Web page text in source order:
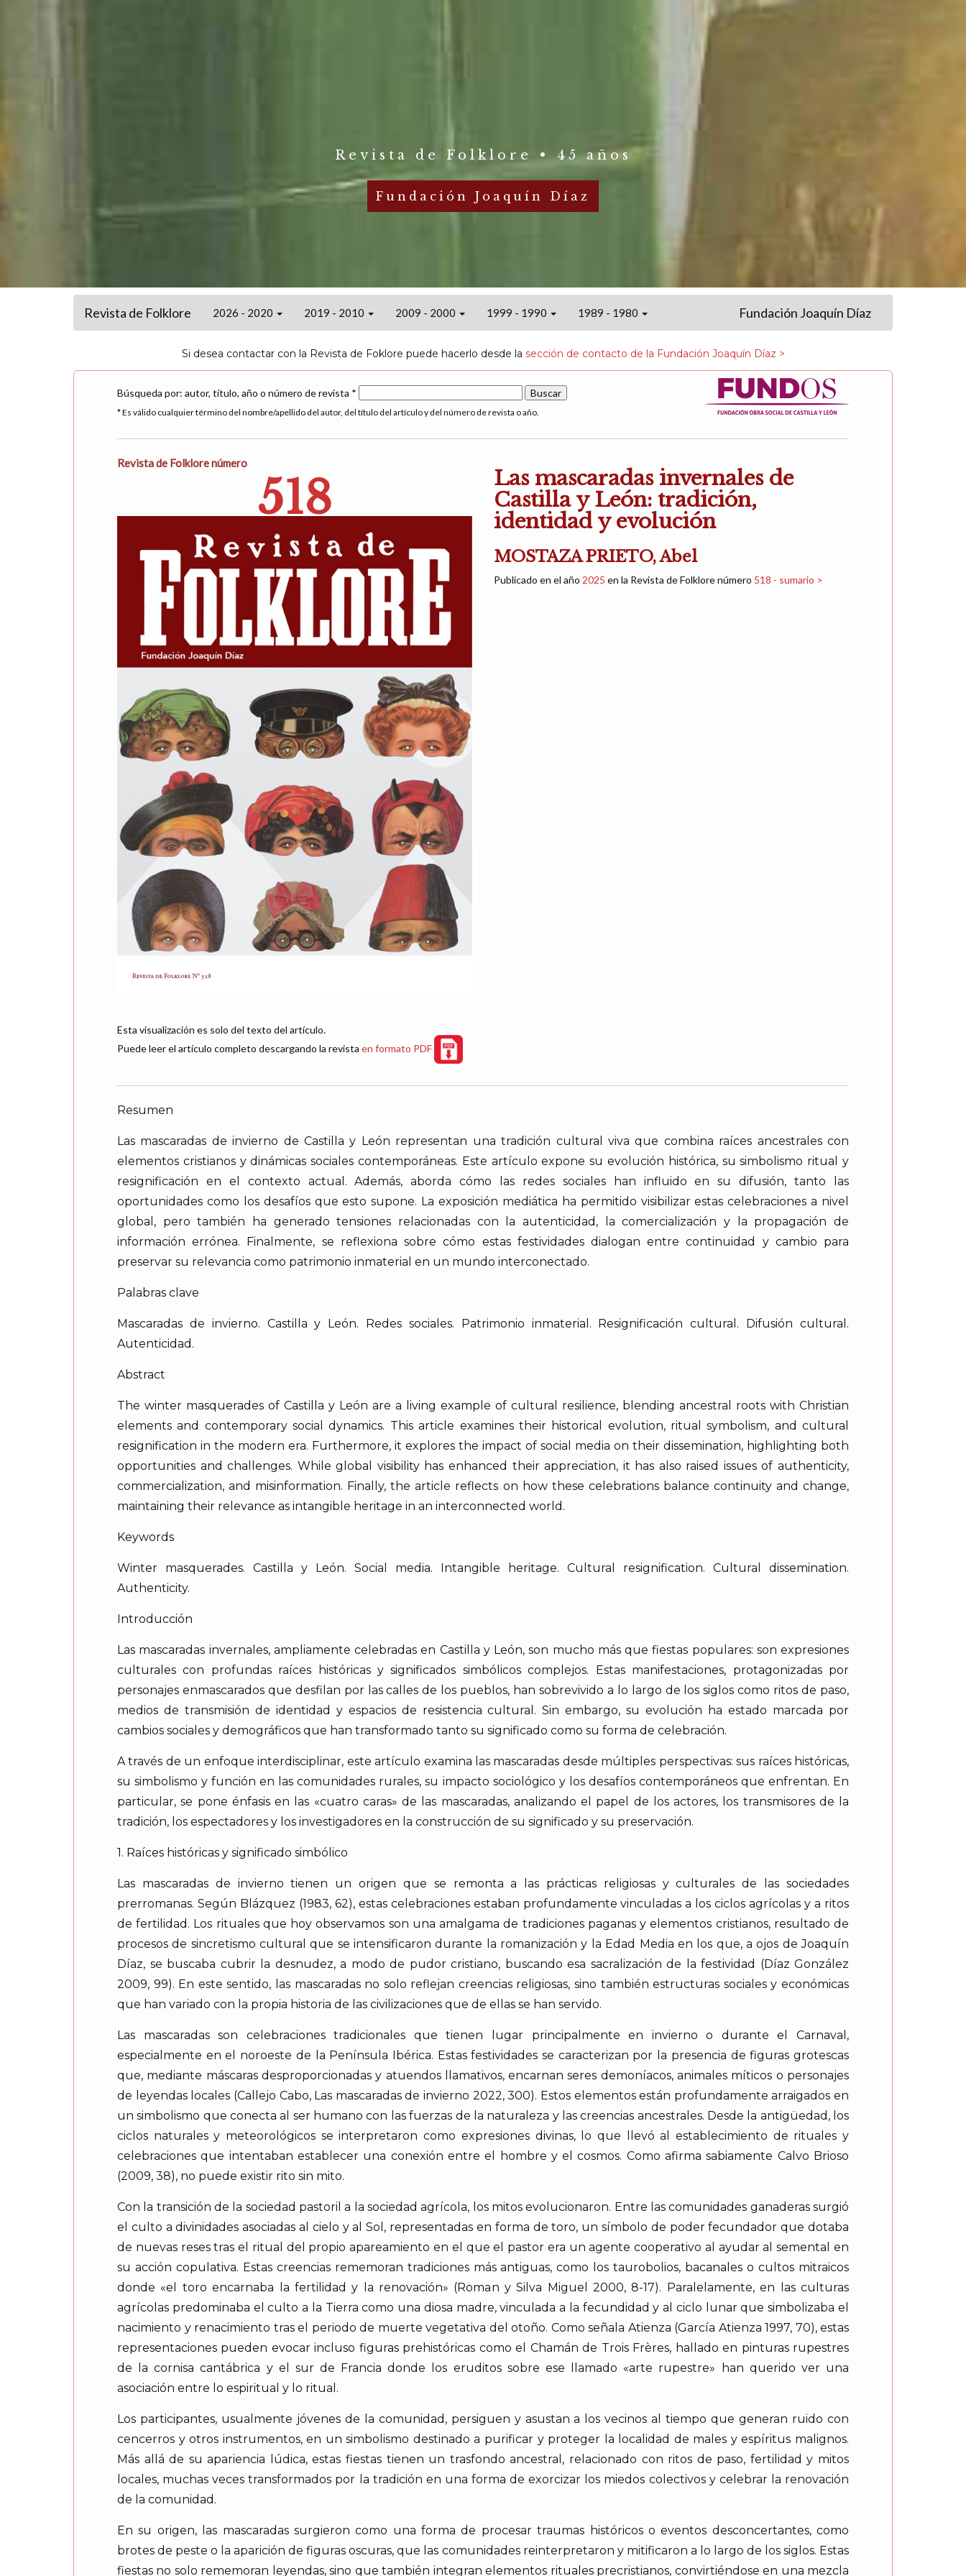
Revista de Folklore • 45 años
Fundación Joaquín Díaz
Revista de Folklore 2026 - 2020 2019 - 2010 2009 - 2000 1999 - 1990 1989 - 1980 Fundación Joaquín Díaz
Si desea contactar con la Revista de Foklore puede hacerlo desde la sección de contacto de la Fundación Joaquín Díaz >
Búsqueda por: autor, título, año o número de revista *
* Es válido cualquier término del nombre/apellido del autor, del título del artículo y del número de revista o año.
Revista de Folklore número
518
Esta visualización es solo del texto del artículo.
Puede leer el artículo completo descargando la revista en formato PDF
Las mascaradas invernales de
Castilla y León: tradición,
identidad y evolución
MOSTAZA PRIETO, Abel
Publicado en el año 2025 en la Revista de Folklore número 518 - sumario >
Resumen
Las mascaradas de invierno de Castilla y León representan una tradición cultural viva que combina raíces ancestrales con
elementos cristianos y dinámicas sociales contemporáneas. Este artículo expone su evolución histórica, su simbolismo ritual y
resignificación en el contexto actual. Además, aborda cómo las redes sociales han influido en su difusión, tanto las
oportunidades como los desafíos que esto supone. La exposición mediática ha permitido visibilizar estas celebraciones a nivel
global, pero también ha generado tensiones relacionadas con la autenticidad, la comercialización y la propagación de
información errónea. Finalmente, se reflexiona sobre cómo estas festividades dialogan entre continuidad y cambio para
preservar su relevancia como patrimonio inmaterial en un mundo interconectado.
Palabras clave
Mascaradas de invierno. Castilla y León. Redes sociales. Patrimonio inmaterial. Resignificación cultural. Difusión cultural.
Autenticidad.
Abstract
The winter masquerades of Castilla y León are a living example of cultural resilience, blending ancestral roots with Christian
elements and contemporary social dynamics. This article examines their historical evolution, ritual symbolism, and cultural
resignification in the modern era. Furthermore, it explores the impact of social media on their dissemination, highlighting both
opportunities and challenges. While global visibility has enhanced their appreciation, it has also raised issues of authenticity,
commercialization, and misinformation. Finally, the article reflects on how these celebrations balance continuity and change,
maintaining their relevance as intangible heritage in an interconnected world.
Keywords
Winter masquerades. Castilla y León. Social media. Intangible heritage. Cultural resignification. Cultural dissemination.
Authenticity.
Introducción
Las mascaradas invernales, ampliamente celebradas en Castilla y León, son mucho más que fiestas populares: son expresiones
culturales con profundas raíces históricas y significados simbólicos complejos. Estas manifestaciones, protagonizadas por
personajes enmascarados que desfilan por las calles de los pueblos, han sobrevivido a lo largo de los siglos como ritos de paso,
medios de transmisión de identidad y espacios de resistencia cultural. Sin embargo, su evolución ha estado marcada por
cambios sociales y demográficos que han transformado tanto su significado como su forma de celebración.
A través de un enfoque interdisciplinar, este artículo examina las mascaradas desde múltiples perspectivas: sus raíces históricas,
su simbolismo y función en las comunidades rurales, su impacto sociológico y los desafíos contemporáneos que enfrentan. En
particular, se pone énfasis en las «cuatro caras» de las mascaradas, analizando el papel de los actores, los transmisores de la
tradición, los espectadores y los investigadores en la construcción de su significado y su preservación.
1. Raíces históricas y significado simbólico
Las mascaradas de invierno tienen un origen que se remonta a las prácticas religiosas y culturales de las sociedades
prerromanas. Según Blázquez (1983, 62), estas celebraciones estaban profundamente vinculadas a los ciclos agrícolas y a ritos
de fertilidad. Los rituales que hoy observamos son una amalgama de tradiciones paganas y elementos cristianos, resultado de
procesos de sincretismo cultural que se intensificaron durante la romanización y la Edad Media en los que, a ojos de Joaquín
Díaz, se buscaba cubrir la desnudez, a modo de pudor cristiano, buscando esa sacralización de la festividad (Díaz González
2009, 99). En este sentido, las mascaradas no solo reflejan creencias religiosas, sino también estructuras sociales y económicas
que han variado con la propia historia de las civilizaciones que de ellas se han servido.
Las mascaradas son celebraciones tradicionales que tienen lugar principalmente en invierno o durante el Carnaval,
especialmente en el noroeste de la Península Ibérica. Estas festividades se caracterizan por la presencia de figuras grotescas
que, mediante máscaras desproporcionadas y atuendos llamativos, encarnan seres demoníacos, animales míticos o personajes
de leyendas locales (Callejo Cabo, Las mascaradas de invierno 2022, 300). Estos elementos están profundamente arraigados en
un simbolismo que conecta al ser humano con las fuerzas de la naturaleza y las creencias ancestrales. Desde la antigüedad, los
ciclos naturales y meteorológicos se interpretaron como expresiones divinas, lo que llevó al establecimiento de rituales y
celebraciones que intentaban establecer una conexión entre el hombre y el cosmos. Como afirma sabiamente Calvo Brioso
(2009, 38), no puede existir rito sin mito.
Con la transición de la sociedad pastoril a la sociedad agrícola, los mitos evolucionaron. Entre las comunidades ganaderas surgió
el culto a divinidades asociadas al cielo y al Sol, representadas en forma de toro, un símbolo de poder fecundador que dotaba
de nuevas reses tras el ritual del propio apareamiento en el que el pastor era un agente cooperativo al ayudar al semental en
su acción copulativa. Estas creencias rememoran tradiciones más antiguas, como los taurobolios, bacanales o cultos mitraicos
donde «el toro encarnaba la fertilidad y la renovación» (Roman y Silva Miguel 2000, 8-17). Paralelamente, en las culturas
agrícolas predominaba el culto a la Tierra como una diosa madre, vinculada a la fecundidad y al ciclo lunar que simbolizaba el
nacimiento y renacimiento tras el periodo de muerte vegetativa del otoño. Como señala Atienza (García Atienza 1997, 70), estas
representaciones pueden evocar incluso figuras prehistóricas como el Chamán de Trois Frères, hallado en pinturas rupestres
de la cornisa cantábrica y el sur de Francia donde los eruditos sobre ese llamado «arte rupestre» han querido ver una
asociación entre lo espiritual y lo ritual.
Los participantes, usualmente jóvenes de la comunidad, persiguen y asustan a los vecinos al tiempo que generan ruido con
cencerros y otros instrumentos, en un simbolismo destinado a purificar y proteger la localidad de males y espíritus malignos.
Más allá de su apariencia lúdica, estas fiestas tienen un trasfondo ancestral, relacionado con ritos de paso, fertilidad y mitos
locales, muchas veces transformados por la tradición en una forma de exorcizar los miedos colectivos y celebrar la renovación
de la comunidad.
En su origen, las mascaradas surgieron como una forma de procesar traumas históricos o eventos desconcertantes, como
brotes de peste o la aparición de figuras oscuras, que las comunidades reinterpretaron y mitificaron a lo largo de los siglos. Estas
fiestas no solo rememoran leyendas, sino que también integran elementos rituales precristianos, convirtiéndose en una mezcla